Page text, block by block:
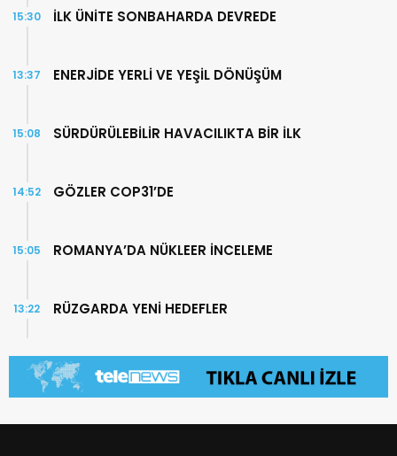
İLK ÜNİTE SONBAHARDA DEVREDE
15:30
ENERJİDE YERLİ VE YEŞİL DÖNÜŞÜM
13:37
SÜRDÜRÜLEBİLİR HAVACILIKTA BİR İLK
15:08
GÖZLER COP31’DE
14:52
ROMANYA’DA NÜKLEER İNCELEME
15:05
RÜZGARDA YENİ HEDEFLER
13:22